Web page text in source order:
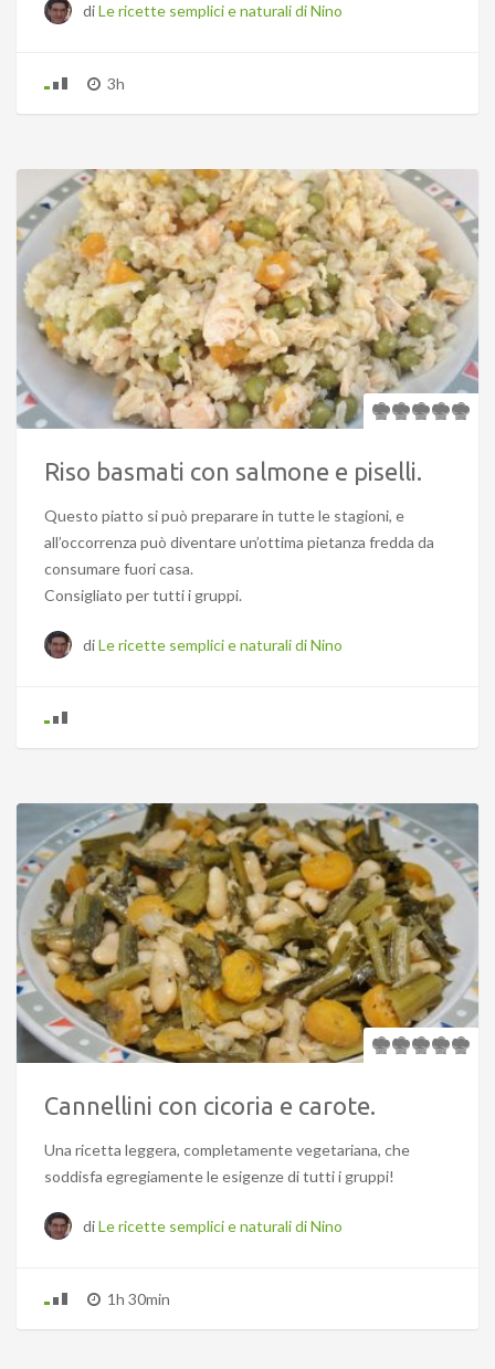
diLe ricette semplici e naturali di Nino
3h
Riso basmati con salmone e piselli.
Questo piatto si può preparare in tutte le stagioni, e
all’occorrenza può diventare un’ottima pietanza fredda da
consumare fuori casa.
Consigliato per tutti i gruppi.
diLe ricette semplici e naturali di Nino
Cannellini con cicoria e carote.
Una ricetta leggera, completamente vegetariana, che
soddisfa egregiamente le esigenze di tutti i gruppi!
diLe ricette semplici e naturali di Nino
1h 30min